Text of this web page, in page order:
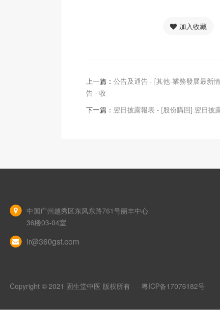
加入收藏
上一篇： 公告及通告 - [其他-業務發展最新
告 - 收
下一篇： 翌日披露報表 - [股份購回] 翌日披
中国广州越秀区东风东路761号丽丰中心
36楼03-04室
ir@360gst.com
Copyright © 2021 固生堂中医 版权所有 粤ICP备17076182号